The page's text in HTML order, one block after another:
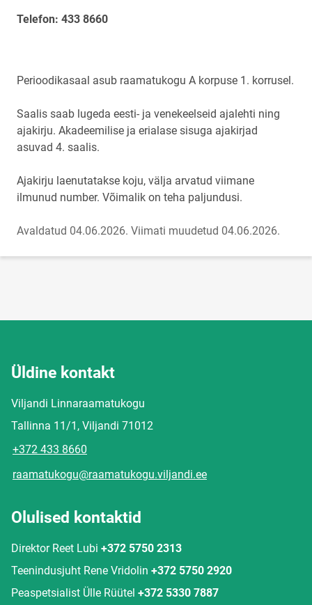
Telefon: 433 8660
Perioodikasaal asub raamatukogu A korpuse 1. korrusel.
Saalis saab lugeda eesti- ja venekeelseid ajalehti ning
ajakirju. Akadeemilise ja erialase sisuga ajakirjad
asuvad 4. saalis.
Ajakirju laenutatakse koju, välja arvatud viimane
ilmunud number. Võimalik on teha paljundusi.
Avaldatud 04.06.2026. Viimati muudetud 04.06.2026.
Üldine kontakt
Viljandi Linnaraamatukogu
Tallinna 11/1, Viljandi 71012
+372 433 8660
raamatukogu@raamatukogu.viljandi.ee
Olulised kontaktid
Direktor Reet Lubi +372 5750 2313
Teenindusjuht Rene Vridolin +372 5750 2920
Peaspetsialist Ülle Rüütel +372 5330 7887